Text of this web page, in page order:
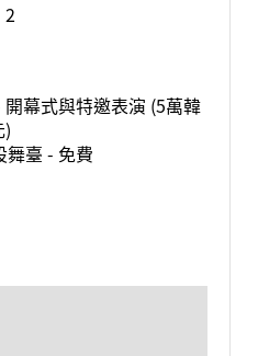
幕式與特邀表演 (5萬韓
舞臺 - 免費